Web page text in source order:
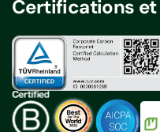
Certifications et